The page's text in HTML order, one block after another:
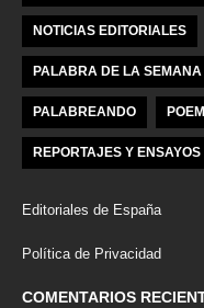
NOTICIAS EDITORIALES
PALABRA DE LA SEMANA
PALABREANDO
REPORTAJES Y ENSAYOS
Editoriales de España
Política de Privacidad
COMENTARIOS